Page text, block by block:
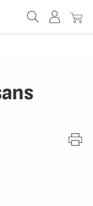
MonMon